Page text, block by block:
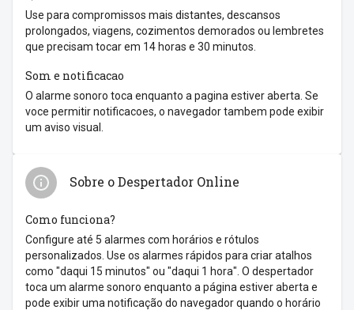
Use para compromissos mais distantes, descansos
prolongados, viagens, cozimentos demorados ou lembretes
que precisam tocar em 14 horas e 30 minutos.
Som e notificacao
O alarme sonoro toca enquanto a pagina estiver aberta. Se
voce permitir notificacoes, o navegador tambem pode exibir
um aviso visual.
Sobre o Despertador Online
Como funciona?
Configure até 5 alarmes com horários e rótulos
personalizados. Use os alarmes rápidos para criar atalhos
como "daqui 15 minutos" ou "daqui 1 hora". O despertador
toca um alarme sonoro enquanto a página estiver aberta e
pode exibir uma notificação do navegador quando o horário